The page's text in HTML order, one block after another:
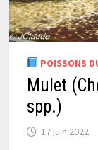
POISSONS
Mulet
spp.)
17 juin 2022